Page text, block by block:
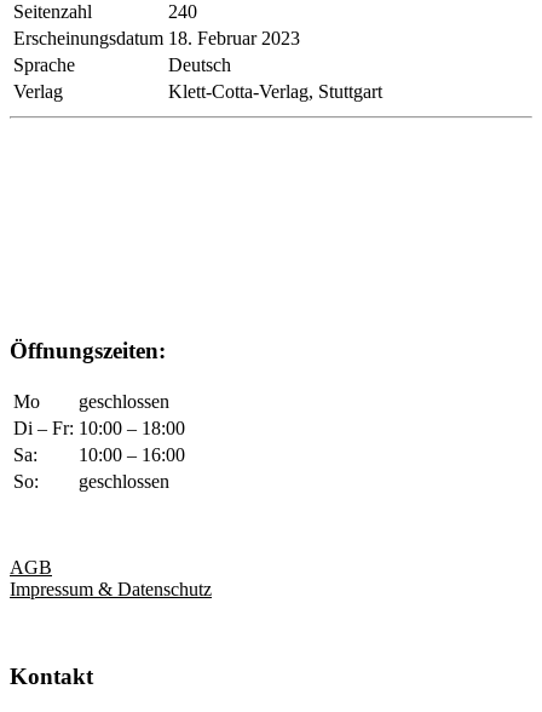
Seitenzahl
240
Erscheinungsdatum 18. Februar 2023
Sprache
Deutsch
Verlag
Klett-Cotta-Verlag, Stuttgart
Öffnungszeiten:
Mo
geschlossen
Di – Fr: 10:00 – 18:00
Sa:
10:00 – 16:00
So:
geschlossen
AGB
Impressum & Datenschutz
Kontakt